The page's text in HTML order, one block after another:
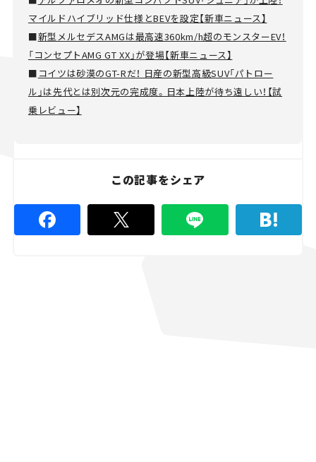
マイルドハイブリッド仕様とBEVを設定【新車ニュース】
■新型メルセデスAMGは最高速360km/h超のモンスターEV！
「コンセプトAMG GT XX」が登場【新車ニュース】
■ コイツは砂漠のGT-Rだ！ 日産の新型高級SUV「パトロー
ル」は先代とは別次元の完成度。日本上陸が待ち遠しい！【試
乗レビュー】
この記事をシェア